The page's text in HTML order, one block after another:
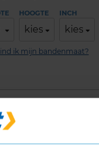
HOOGTE
kies
INCH
kies
ik mijn bandenmaat?
nodig,